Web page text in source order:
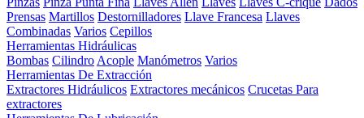
Prensas Martillos Destornilladores Llave Francesa Llaves
Combinadas Varios Cepillos
Herramientas Hidráulicas
Bombas Cilindro Acople Manómetros Varios
Herramientas De Extracción
Extractores Hidráulicos Extractores mecánicos Crucetas Para
extractores